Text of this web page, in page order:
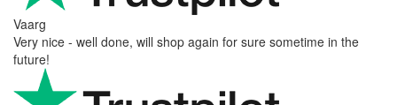
Vaarg
Very nice - well done, will shop again for sure sometime in the
future!